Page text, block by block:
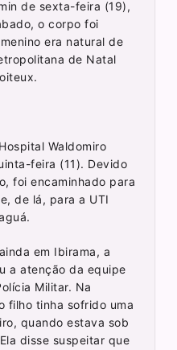
de sexta-feira (19),
o corpo foi
era natural de
de Natal
Waldomiro
feira (11). Devido
foi encaminhado para
de lá, para a UTI
em Ibirama, a
a atenção da equipe
Militar. Na
filho tinha sofrido uma
quando estava sob
disse suspeitar que